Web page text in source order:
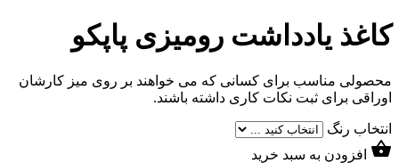
کاغذ یادداشت رومیزی پاپکو
محصولی مناسب برای کسانی که می خواهند بر روی میز کارشان
اوراقی برای ثبت نکات کاری داشته باشند.
انتخاب رنگ
افزودن به سبد خرید